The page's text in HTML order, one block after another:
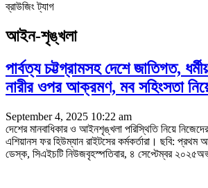
ব্রাউজিং ট্যাগ
আইন-শৃঙ্খলা
পার্বত্য চট্টগ্রামসহ দেশে জাতিগত,
নারীর ওপর আক্রমণ, মব সহিংসতা
September 4, 2025 10:22 am
দেশের মানবাধিকার ও আইনশৃঙ্খলা পরিস্থিতি নিয়ে
এশিয়ানস ফর হিউম্যান রাইটসের কর্মকর্তারা। ছবি:
ডেস্ক, সিএইচটি নিউজবৃহস্পতিবার, ৪ সেপ্টেম্বর